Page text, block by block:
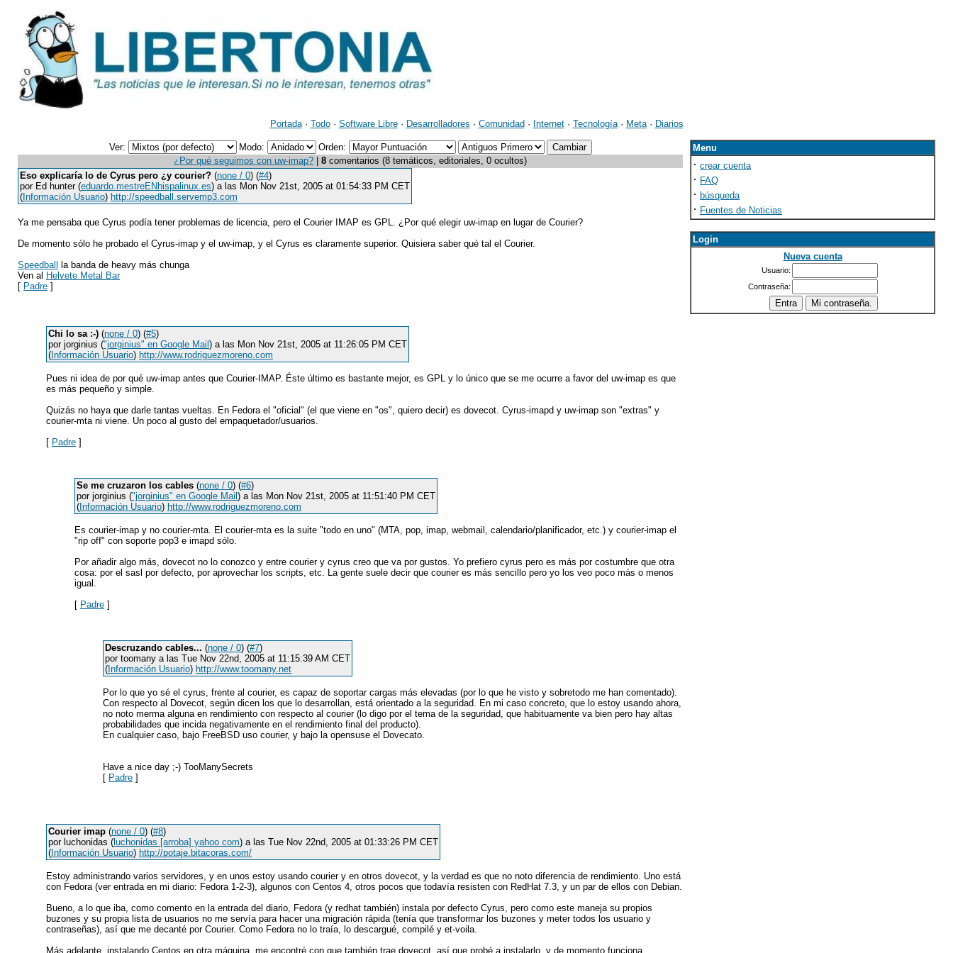
Portada· Todo· Software Libre· Desarrolladores · Comunidad · Internet· Tecnología· Meta· Diarios
Ver: Modo:
Orden:
¿Por qué seguimos con uw-imap?
8 comentarios (8 temáticos, editoriales, 0 ocultos)
Eso explicaría lo de Cyrus pero ¿y courier? (none / 0) (#4)
por Ed hunter (eduardo.mestreENhispalinux.es) a las Mon Nov 21st, 2005 at 01:54:33 PM CET
( Información Usuario) http://speedball.servemp3.com
Ya me pensaba que Cyrus podía tener problemas de licencia, pero el Courier IMAP es GPL. ¿Por qué elegir uw-imap en lugar de Courier?
De momento sólo he probado el Cyrus-imap y el uw-imap, y el Cyrus es claramente superior. Quisiera saber qué tal el Courier.
Speedball
la banda de heavy más chunga
Ven al Helvete Metal Bar
[ Padre ]
Chi lo sa :-) (none / 0) (#5)
por jorginius ("jorginius" en Google Mail ) a las Mon Nov 21st, 2005 at 11:26:05 PM CET
( Información Usuario) http://www.rodriguezmoreno.com
Pues ni idea de por qué uw-imap antes que Courier-IMAP. Éste último es bastante mejor, es GPL y lo único que se me ocurre a favor del uw-imap es que
es más pequeño y simple.
Quizás no haya que darle tantas vueltas. En Fedora el "oficial" (el que viene en "os", quiero decir) es dovecot. Cyrus-imapd y uw-imap son "extras" y
courier-mta ni viene. Un poco al gusto del empaquetador/usuarios.
[ Padre ]
Se me cruzaron los cables (none / 0) (#6)
por jorginius ("jorginius" en Google Mail ) a las Mon Nov 21st, 2005 at 11:51:40 PM CET
( Información Usuario) http://www.rodriguezmoreno.com
Es courier-imap y no courier-mta. El courier-mta es la suite "todo en uno" (MTA, pop, imap, webmail, calendario/planificador, etc.) y courier-imap el
"rip off" con soporte pop3 e imapd sólo.
Por añadir algo más, dovecot no lo conozco y entre courier y cyrus creo que va por gustos. Yo prefiero cyrus pero es más por costumbre que otra
cosa: por el sasl por defecto, por aprovechar los scripts, etc. La gente suele decir que courier es más sencillo pero yo los veo poco más o menos
igual.
[ Padre ]
Descruzando cables... (none / 0) (#7)
por toomany a las Tue Nov 22nd, 2005 at 11:15:39 AM CET
( Información Usuario) http://www.toomany.net
Por lo que yo sé el cyrus, frente al courier, es capaz de soportar cargas más elevadas (por lo que he visto y sobretodo me han comentado).
Con respecto al Dovecot, según dicen los que lo desarrollan, está orientado a la seguridad. En mi caso concreto, que lo estoy usando ahora,
no noto merma alguna en rendimiento con respecto al courier (lo digo por el tema de la seguridad, que habituamente va bien pero hay altas
probabilidades que incida negativamente en el rendimiento final del producto).
En cualquier caso, bajo FreeBSD uso courier, y bajo la opensuse el Dovecato.
Have a nice day ;-) TooManySecrets
[ Padre ]
Courier imap (none / 0) (#8)
por luchonidas ( luchonidas [arroba] yahoo com) a las Tue Nov 22nd, 2005 at 01:33:26 PM CET
( Información Usuario) http://potaje.bitacoras.com/
Estoy administrando varios servidores, y en unos estoy usando courier y en otros dovecot, y la verdad es que no noto diferencia de rendimiento. Uno está
con Fedora (ver entrada en mi diario: Fedora 1-2-3), algunos con Centos 4, otros pocos que todavía resisten con RedHat 7.3, y un par de ellos con Debian.
Bueno, a lo que iba, como comento en la entrada del diario, Fedora (y redhat también) instala por defecto Cyrus, pero como este maneja su propios
buzones y su propia lista de usuarios no me servía para hacer una migración rápida (tenía que transformar los buzones y meter todos los usuario y
contraseñas), así que me decanté por Courier. Como Fedora no lo traía, lo descargué, compilé y et-voila.
Más adelante, instalando Centos en otra máquina, me encontré con que también trae dovecot, así que probé a instalarlo, y de momento funciona
Menu
· crear cuenta
· FAQ
· búsqueda
· Fuentes de Noticias
Login
Nueva cuenta
Usuario:
Contraseña: